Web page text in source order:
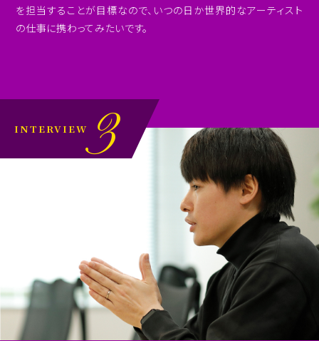
を担当することが目標なので、いつの日か世界的なアーティスト
の仕事に携わってみたいです。
INTERVIEW3